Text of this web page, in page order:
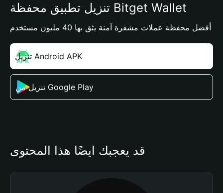
تنزيل تطبيق محفظة Bitget Wallet
أفضل محفظة عملات مشفرة آمنة يثق بها 40 مليون مستخدم
تنزيل Android APK
تنزيل من Google Play
قد يعجبك أيضًا هذا المحتوى